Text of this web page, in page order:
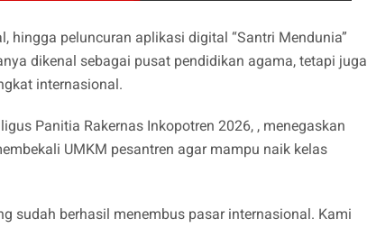
hingga peluncuran aplikasi digital “Santri Mendunia”
dikenal sebagai pusat pendidikan agama, tetapi juga
internasional.
Panitia Rakernas Inkopotren 2026, , menegaskan
UMKM pesantren agar mampu naik kelas
sudah berhasil menembus pasar internasional. Kami